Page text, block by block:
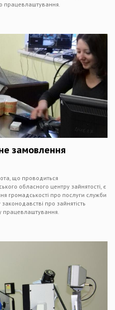
працевлаштування.
замовлення
що проводиться
обласного центру зайнятості, є
громадськості про послуги служби
про зайнятість
працевлаштування.